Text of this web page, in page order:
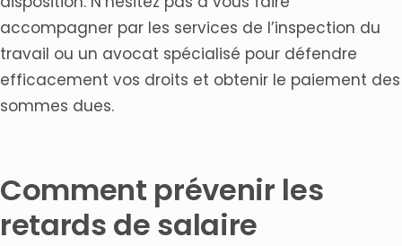
accompagner par les services de l’inspection du
travail ou un avocat spécialisé pour défendre
efficacement vos droits et obtenir le paiement des
sommes dues.
Comment prévenir les
retards de salaire